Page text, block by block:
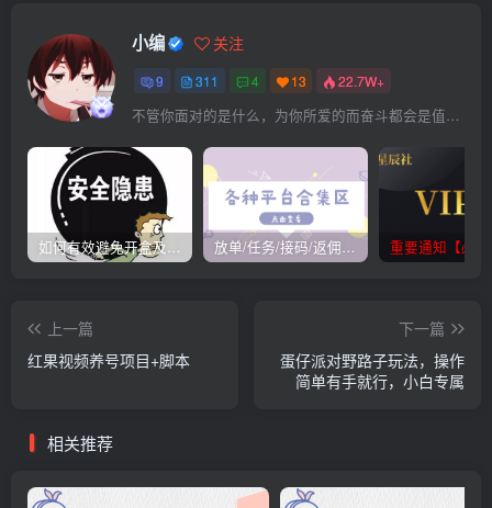
小编 关注
9 311 4 13 22.7W+
不管你面对的是什么，为你所爱的而奋斗都会是值得的
如何有效避免开盒及开盒流程 放单/任务/接码/返佣/平台/合集 重要通知【必
上一篇
红果视频养号项目+脚本
下一篇
蛋仔派对野路子玩法，操作
简单有手就行，小白专属
相关推荐